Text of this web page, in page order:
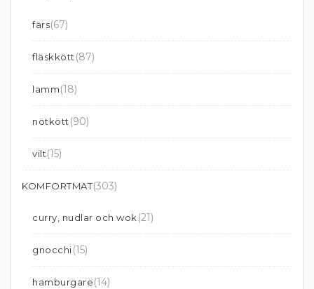
färs(67)
fläskkött (87)
lamm(18)
nötkött (90)
vilt(15)
KOMFORTMAT(303)
curry, nudlar och wok (21)
gnocchi(15)
hamburgare(14)